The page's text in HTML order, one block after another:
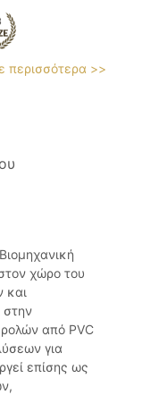
περισσότερα >>
χώρο του
και
στην
από PVC
για
επίσης ως